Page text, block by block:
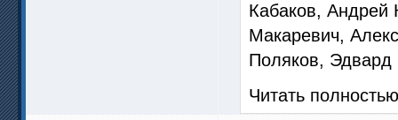
Кабаков, Андрей
Макаревич,
Поляков, Эдвард
Читать